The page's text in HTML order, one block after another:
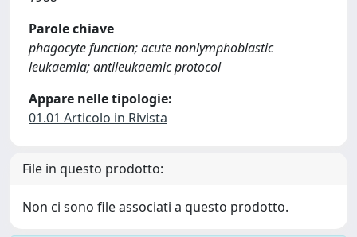
Parole chiave
phagocyte function; acute nonlymphoblastic
leukaemia; antileukaemic protocol
Appare nelle tipologie:
01.01 Articolo in Rivista
File in questo prodotto:
Non ci sono file associati a questo prodotto.